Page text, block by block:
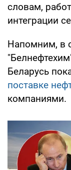
словам,
интеграции
Напомним, в
Беларусь
поставке
компаниями.